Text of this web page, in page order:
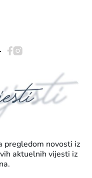
pregledom novosti iz
aktuelnih vijesti iz